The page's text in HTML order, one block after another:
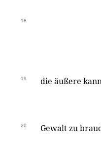
18
19 die äußere
20 Gewalt zu